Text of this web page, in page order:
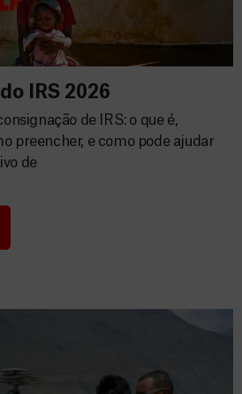
do IRS 2026
IRS 2026
de IRS: o que é,
preencher, e como pode ajudar
de